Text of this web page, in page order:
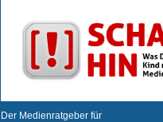
Der Medienratgeber für